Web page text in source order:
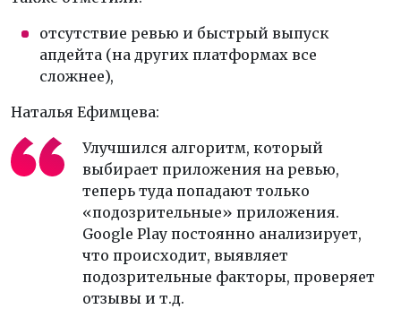
отсутствие ревью и быстрый выпуск
апдейта (на других платформах все
сложнее),
Наталья Ефимцева:
Улучшился алгоритм, который
выбирает приложения на ревью,
теперь туда попадают только
«подозрительные» приложения.
Google Play постоянно анализирует,
что происходит, выявляет
подозрительные факторы, проверяет
отзывы и т.д.